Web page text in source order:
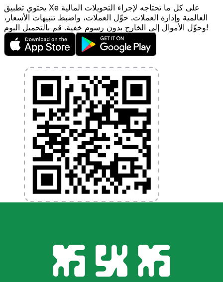
يحتوي تطبيق Xe على كل ما تحتاجه لإجراء التحويلات المالية
العالمية وإدارة العملات. حوِّل العملات، واضبط تنبيهات الأسعار،
وحوِّل الأموال إلى الخارج بدون رسوم خفية. قم بالتحميل اليوم!